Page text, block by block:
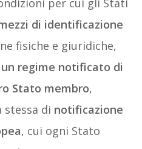
per cui gli Stati
di identificazione
fisiche e giuridiche,
regime notificato di
Stato membro,
stessa di notificazione
, cui ogni Stato